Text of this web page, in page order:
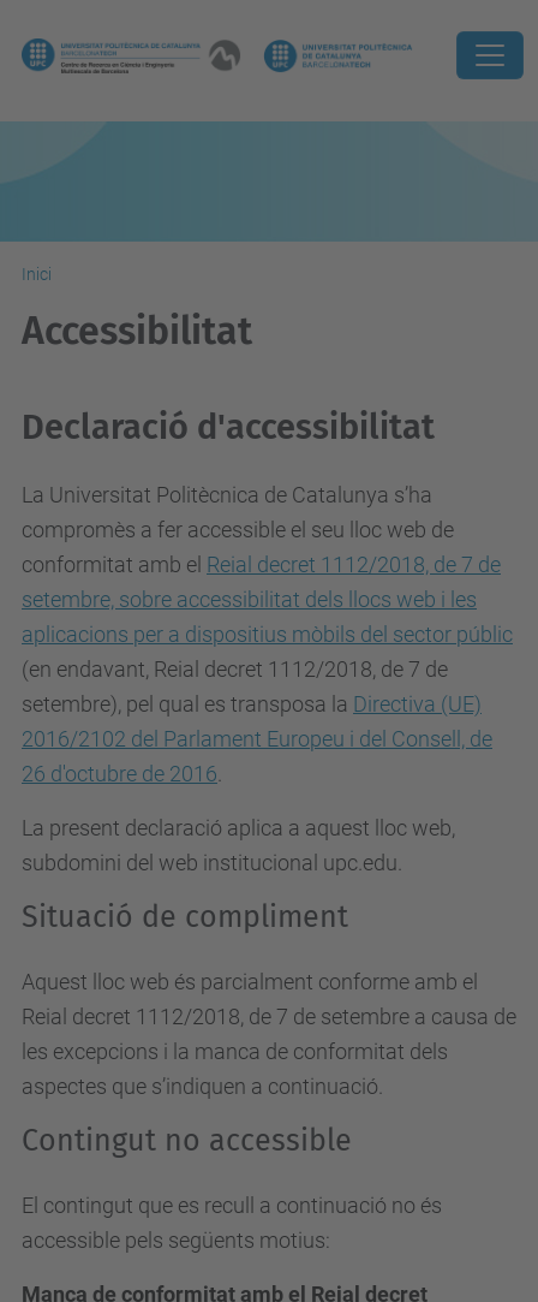
Inici
Accessibilitat
Declaració d'accessibilitat
La Universitat Politècnica de Catalunya s’ha
compromès a fer accessible el seu lloc web de
conformitat amb el Reial decret 1112/2018, de 7 de
setembre, sobre accessibilitat dels llocs web i les
aplicacions per a dispositius mòbils del sector públic
(en endavant, Reial decret 1112/2018, de 7 de
setembre), pel qual es transposa la Directiva (UE)
2016/2102 del Parlament Europeu i del Consell, de
26 d'octubre de 2016
La present declaració aplica a aquest lloc web,
subdomini del web institucional upc.edu.
Situació de compliment
Aquest lloc web és parcialment conforme amb el
Reial decret 1112/2018, de 7 de setembre a causa de
les excepcions i la manca de conformitat dels
aspectes que s’indiquen a continuació.
Contingut no accessible
El contingut que es recull a continuació no és
accessible pels següents motius:
Manca de conformitat amb el Reial decret